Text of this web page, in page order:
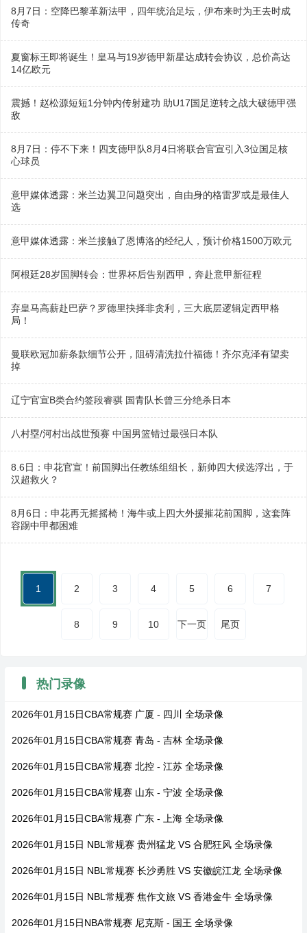
8月7日：空降巴黎革新法甲，四年统治足坛，伊布来时为王去时成
传奇
夏窗标王即将诞生！皇马与19岁德甲新星达成转会协议，总价高达
14亿欧元
震撼！赵松源短短1分钟内传射建功 助U17国足逆转之战大破德甲强
敌
8月7日：停不下来！四支德甲队8月4日将联合官宣引入3位国足核
心球员
意甲媒体透露：米兰边翼卫问题突出，自由身的格雷罗或是最佳人
选
意甲媒体透露：米兰接触了恩博洛的经纪人，预计价格1500万欧元
阿根廷28岁国脚转会：世界杯后告别西甲，奔赴意甲新征程
弃皇马高薪赴巴萨？罗德里抉择非贪利，三大底层逻辑定西甲格
局！
曼联欧冠加薪条款细节公开，阻碍清洗拉什福德！齐尔克泽有望卖
掉
辽宁官宣B类合约签段睿骐 国青队长曾三分绝杀日本
八村塁/河村出战世预赛 中国男篮错过最强日本队
8.6日：申花官宣！前国脚出任教练组组长，新帅四大候选浮出，于
汉超救火？
8月6日：申花再无摇摇椅！海牛或上四大外援摧花前国脚，这套阵
容踢中甲都困难
1 2 3 4 5 6 7
8 9 10 下一页 尾页
热门录像
2026年01月15日CBA常规赛 广厦 - 四川 全场录像
2026年01月15日CBA常规赛 青岛 - 吉林 全场录像
2026年01月15日CBA常规赛 北控 - 江苏 全场录像
2026年01月15日CBA常规赛 山东 - 宁波 全场录像
2026年01月15日CBA常规赛 广东 - 上海 全场录像
2026年01月15日 NBL常规赛 贵州猛龙 VS 合肥狂风 全场录像
2026年01月15日 NBL常规赛 长沙勇胜 VS 安徽皖江龙 全场录像
2026年01月15日 NBL常规赛 焦作文旅 VS 香港金牛 全场录像
2026年01月15日NBA常规赛 尼克斯 - 国王 全场录像